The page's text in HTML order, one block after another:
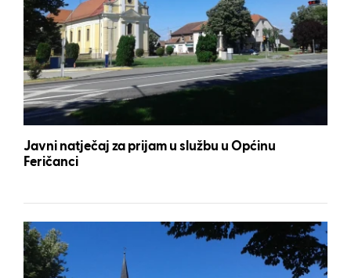
Javni natječaj za prijam u službu u Općinu
Feričanci